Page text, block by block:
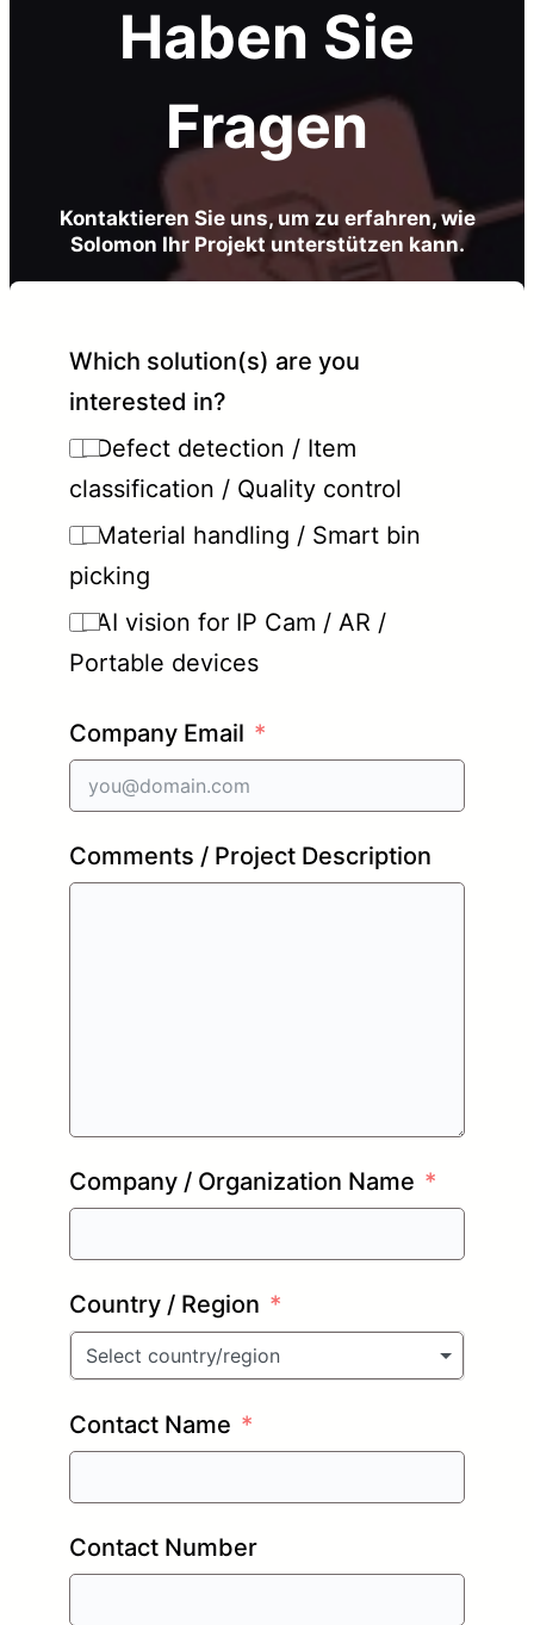
Haben Sie
Fragen
Kontaktieren Sie uns, um zu erfahren, wie
Solomon Ihr Projekt unterstützen kann.
Which solution(s) are you
interested in?
Defect detection / Item
classification / Quality control
Material handling / Smart bin
picking
AI vision for IP Cam / AR /
Portable devices
Company Email
Comments / Project Description
Company / Organization Name
Country / Region
Select country/region
Contact Name
Contact Number